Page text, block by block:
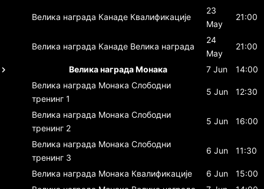
Велика награда Канаде Квалификације
23
May
21:00
Велика награда Канаде Велика награда
24
May
21:00
Велика награда Монака 7 Jun
14:00
Велика награда Монака Слободни
тренинг 1
5 Jun 12:30
Велика награда Монака Слободни
тренинг 2
5 Jun 16:00
Велика награда Монака Слободни
тренинг 3
6 Jun 11:30
Велика награда Монака Квалификације 6 Jun
15:00